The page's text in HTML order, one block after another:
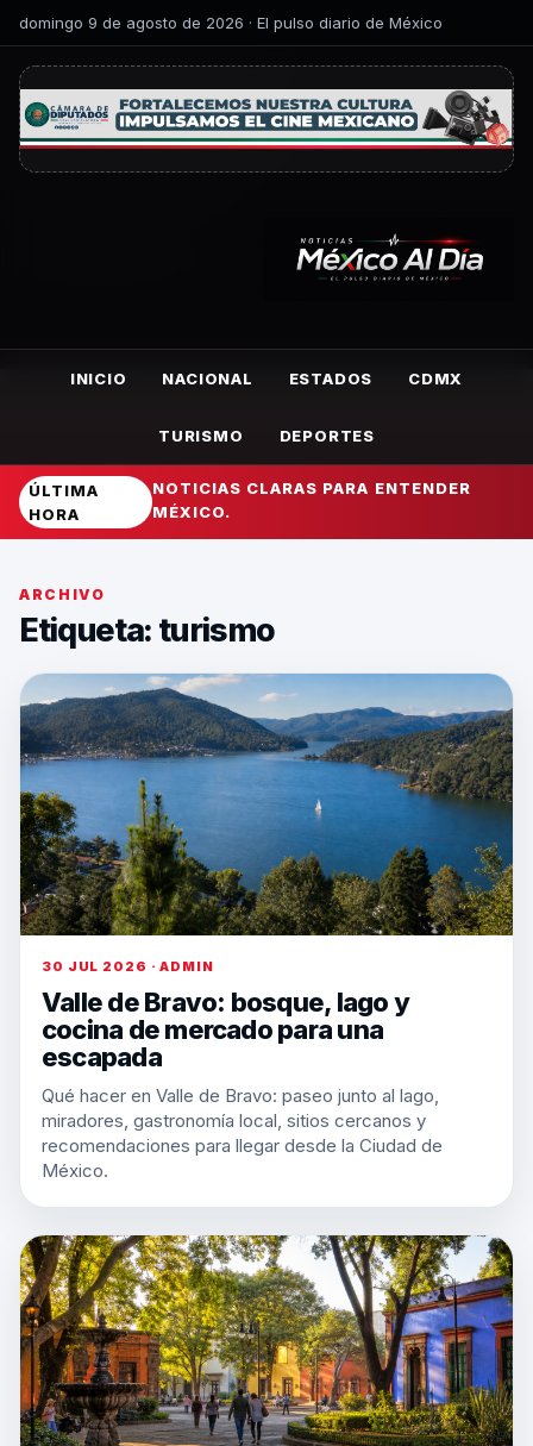
domingo 9 de agosto de 2026 · El pulso diario de México
INICIO NACIONAL ESTADOS CDMX
TURISMO DEPORTES
ÚLTIMA
HORA
NOTICIAS CLARAS PARA ENTENDER
MÉXICO.
ARCHIVO
Etiqueta: turismo
30 JUL 2026 · ADMIN
Valle de Bravo: bosque, lago y
cocina de mercado para una
escapada
Qué hacer en Valle de Bravo: paseo junto al lago,
miradores, gastronomía local, sitios cercanos y
recomendaciones para llegar desde la Ciudad de
México.